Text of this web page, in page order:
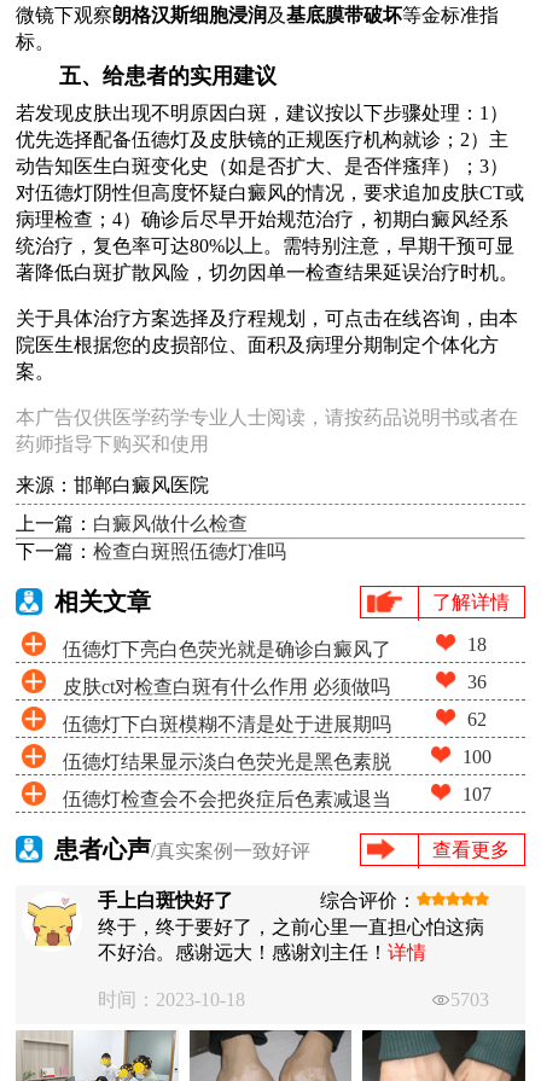
微镜下观察朗格汉斯细胞浸润 及基底膜带破坏等金标准指
标。
五、给患者的实用建议
若发现皮肤出现不明原因白斑，建议按以下步骤处理：1）
优先选择配备伍德灯及皮肤镜的正规医疗机构就诊；2）主
动告知医生白斑变化史（如是否扩大、是否伴瘙痒）；3）
对伍德灯阴性但高度怀疑白癜风的情况，要求追加皮肤CT或
病理检查；4）确诊后尽早开始规范治疗，初期白癜风经系
统治疗，复色率可达80%以上。需特别注意，早期干预可显
著降低白斑扩散风险，切勿因单一检查结果延误治疗时机。
关于具体治疗方案选择及疗程规划，可点击在线咨询，由本
院医生根据您的皮损部位、面积及病理分期制定个体化方
案。
本广告仅供医学药学专业人士阅读，请按药品说明书或者在
药师指导下购买和使用
来源：邯郸白癜风医院
上一篇： 白癜风做什么检查
下一篇：检查白斑照伍德灯准吗
相关文章 了解详情
伍德灯下亮白色荧光就是确诊白癜风了
吗
18
皮肤ct对检查白斑有什么作用 必须做吗 36
伍德灯下白斑模糊不清是处于进展期吗 62
伍德灯结果显示淡白色荧光是黑色素脱
失很少吗
100
伍德灯检查会不会把炎症后色素减退当
成白癜风
107
患者心声/真实案例一致好评 查看更多
手上白斑快好了
综合评价：
终于，终于要好了，之前心里一直担心怕这病
不好治。感谢远大！感谢刘主任！详情
时间：2023-10-18 5703